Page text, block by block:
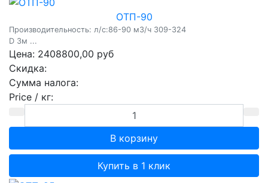
ОТП-90
Производительность: л/c:86-90 м3/ч 309-324
D 3м ...
Цена: 2408800,00 руб
Скидка:
Сумма налога:
Price / кг:
Купить в 1 клик